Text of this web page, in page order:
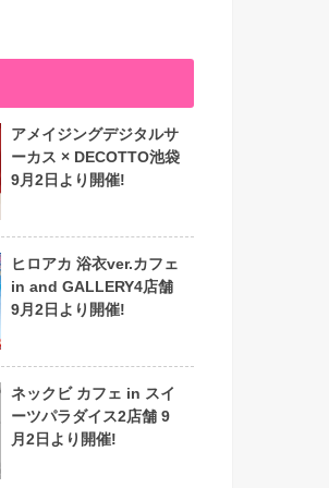
アメイジングデジタルサ
ーカス × DECOTTO池袋
9月2日より開催!
ヒロアカ 浴衣ver.カフェ
in and GALLERY4店舗
9月2日より開催!
ネックビ カフェ in スイ
ーツパラダイス2店舗 9
月2日より開催!